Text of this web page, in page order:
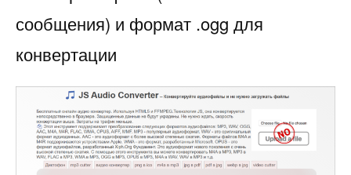
сообщения) и формат .ogg для
конвертации